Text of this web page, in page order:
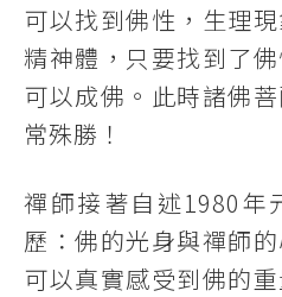
可以找到佛性，生理
精神體，只要找到了
可以成佛。此時諸佛
常殊勝！
禪師接著自述1980年
歷：佛的光身與禪師
可以真實感受到佛的